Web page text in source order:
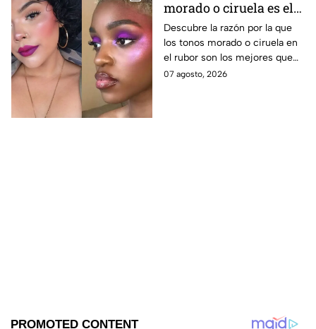
morado o ciruela es el
mejor secreto para
iluminar las pieles
morenas?
Descubre la razón por la que
los tonos morado o ciruela en
el rubor son los mejores que
puedes elegir si tienes la piel
07 agosto, 2026